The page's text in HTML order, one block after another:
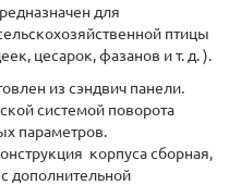
для
птицы
цесарок, фазанов и т. д. ).
из сэндвич панели.
системой поворота
параметров.
корпуса сборная,
дополнительной